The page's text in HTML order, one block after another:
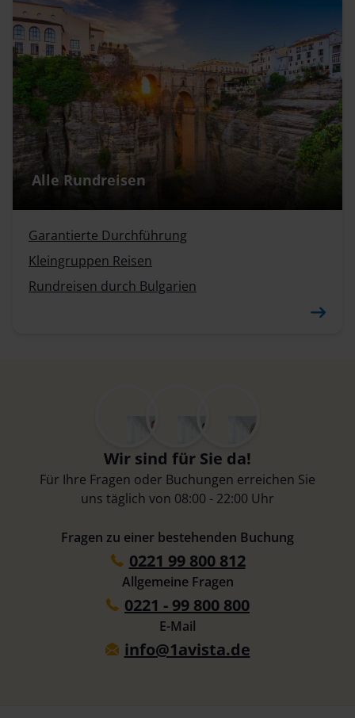
Alle Rundreisen
Garantierte Durchführung
Kleingruppen Reisen
Rundreisen durch Bulgarien
Wir sind für Sie da!
Für Ihre Fragen oder Buchungen erreichen Sie
uns täglich von 08:00 - 22:00 Uhr
Fragen zu einer bestehenden Buchung
0221 99 800 812
Allgemeine Fragen
0221 - 99 800 800
E-Mail
info@1avista.de